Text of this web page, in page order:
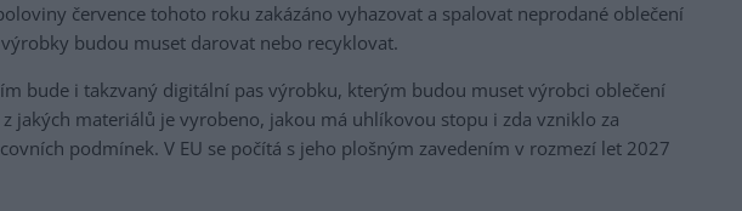
července tohoto roku zakázáno vyhazovat a spalovat neprodané oblečení
budou muset darovat nebo recyklovat.
bude i takzvaný digitální pas výrobku, kterým budou muset výrobci oblečení
jakých materiálů je vyrobeno, jakou má uhlíkovou stopu i zda vzniklo za
podmínek. V EU se počítá s jeho plošným zavedením v rozmezí let 2027